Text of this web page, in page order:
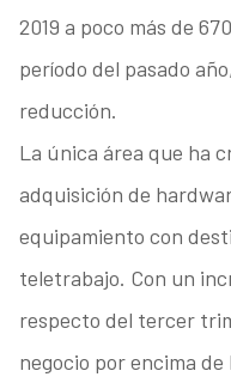
2019 a poco más de
período del pasado
reducción.
La única área que ha
adquisición de
equipamiento con
teletrabajo. Con un
respecto del tercer
negocio por encima